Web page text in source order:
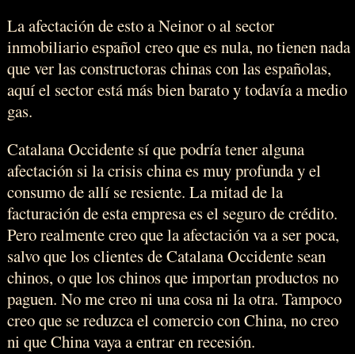
La afectación de esto a Neinor o al sector
inmobiliario español creo que es nula, no tienen nada
que ver las constructoras chinas con las españolas,
aquí el sector está más bien barato y todavía a medio
gas.
Catalana Occidente sí que podría tener alguna
afectación si la crisis china es muy profunda y el
consumo de allí se resiente. La mitad de la
facturación de esta empresa es el seguro de crédito.
Pero realmente creo que la afectación va a ser poca,
salvo que los clientes de Catalana Occidente sean
chinos, o que los chinos que importan productos no
paguen. No me creo ni una cosa ni la otra. Tampoco
creo que se reduzca el comercio con China, no creo
ni que China vaya a entrar en recesión.